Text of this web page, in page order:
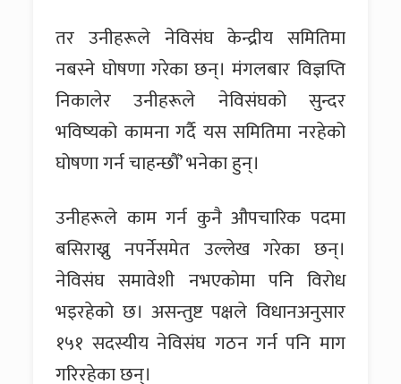
तर उनीहरूले नेविसंघ केन्द्रीय समितिमा
नबस्ने घोषणा गरेका छन्। मंगलबार विज्ञप्ति
निकालेर उनीहरूले नेविसंघको सुन्दर
भविष्यको कामना गर्दै यस समितिमा नरहेको
घोषणा गर्न चाहन्छौँ’ भनेका हुन्।
उनीहरूले काम गर्न कुनै औपचारिक पदमा
बसिराख्नु नपर्नेसमेत उल्लेख गरेका छन्।
नेविसंघ समावेशी नभएकोमा पनि विरोध
भइरहेको छ। असन्तुष्ट पक्षले विधानअनुसार
१५१ सदस्यीय नेविसंघ गठन गर्न पनि माग
गरिरहेका छन्।